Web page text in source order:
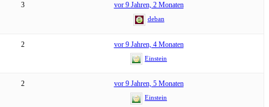
3 vor 9 Jahren, 2 Monaten
deban
2 vor 9 Jahren, 4 Monaten
Einstein
2 vor 9 Jahren, 5 Monaten
Einstein